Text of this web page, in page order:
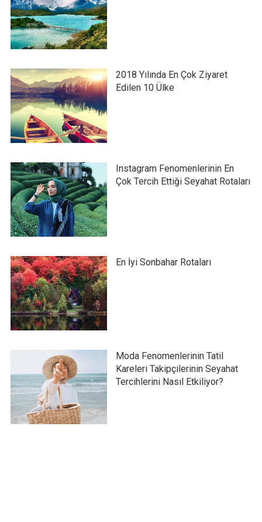
2018 Yılında En Çok Ziyaret
Edilen 10 Ülke
Instagram Fenomenlerinin En
Çok Tercih Ettiği Seyahat Rotaları
En İyi Sonbahar Rotaları
Moda Fenomenlerinin Tatil
Kareleri Takipçilerinin Seyahat
Tercihlerini Nasıl Etkiliyor?